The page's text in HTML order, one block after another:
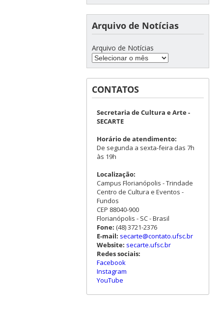
Arquivo de Notícias
Arquivo de Notícias
CONTATOS
Secretaria de Cultura e Arte -
SECARTE
Horário de atendimento:
De segunda a sexta-feira das 7h
às 19h
Localização:
Campus Florianópolis - Trindade
Centro de Cultura e Eventos -
Fundos
CEP 88040-900
Florianópolis - SC - Brasil
Fone: (48) 3721-2376
E-mail: secarte@contato.ufsc.br
Website: secarte.ufsc.br
Redes sociais:
Facebook
Instagram
YouTube